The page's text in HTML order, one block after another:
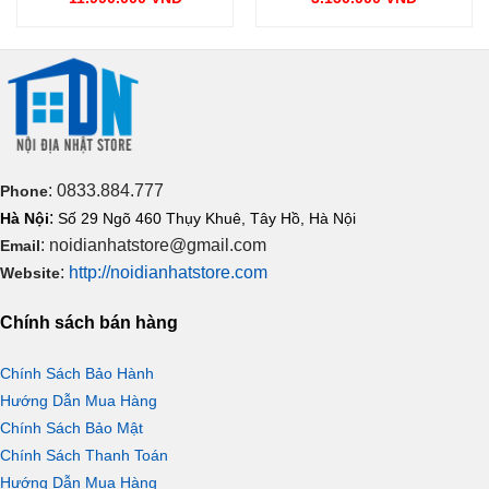
nóng. Nhờ đó nó đã có thể hoạt động không ngừng ngay
cả khi nhiệt độ ngoài trời lên đến 46°C. Giúp mang lại cho
người dùng luồng không khí mát lạnh liên tục và ổn định.
là:
là:
Phone: 0833.884.777
Hà Nội: Số 29 Ngõ 460 Thụy Khuê, Tây Hồ, Hà Nội
Email: noidianhatstore@gmail.com
Website: http://noidianhatstore.com
Chính sách bán hàng
Chính Sách Bảo Hành
Hướng Dẫn Mua Hàng
Chính Sách Bảo Mật
Chính Sách Thanh Toán
Hướng Dẫn Mua Hàng